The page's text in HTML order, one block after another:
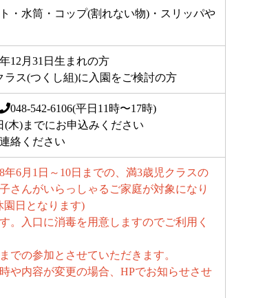
・水筒・コップ(割れない物)・スリッパや
12月31日生まれの方
ラス(つくし組)に入園をご検討の方
048-542-6106(平日11時〜17時)
(木)までにお申込みください
絡ください
6月1日～10日までの、満3歳児クラスの
さんがいらっしゃるご家庭が対象になり
園日となります)
。入口に消毒を用意しますのでご利用く
での参加とさせていただきます。
や内容が変更の場合、HPでお知らせさせ